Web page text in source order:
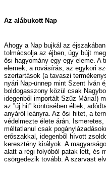
Az alábukott Nap
Ahogy a Nap bujkál az
tolmácsolja az éjben, úgy bújt
ősi hagyomány egy-egy eleme. A
elemek, a rovásírás, az egykori
szertartások (a tavaszi
nyári Nap-ünnep mint Szent Iván
boldogasszony közül csak
idegenből importált Szűz Mária!)
az ”új hit” köntösében éltek,
anyáról leányra. Az ősi hitet, a
védelmezte élete árán.
méltatlanul csak
erőszakkal, idegenből hívott
keresztény királyok. A
alatt a régi folyóból patak lett, és
csörgedezik tovább. A szarvast